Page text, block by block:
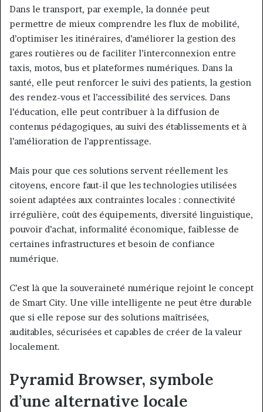
Dans le transport, par exemple, la donnée peut
permettre de mieux comprendre les flux de mobilité,
d’optimiser les itinéraires, d’améliorer la gestion des
gares routières ou de faciliter l’interconnexion entre
taxis, motos, bus et plateformes numériques. Dans la
santé, elle peut renforcer le suivi des patients, la gestion
des rendez-vous et l’accessibilité des services. Dans
l’éducation, elle peut contribuer à la diffusion de
contenus pédagogiques, au suivi des établissements et à
l’amélioration de l’apprentissage.
Mais pour que ces solutions servent réellement les
citoyens, encore faut-il que les technologies utilisées
soient adaptées aux contraintes locales : connectivité
irrégulière, coût des équipements, diversité linguistique,
pouvoir d’achat, informalité économique, faiblesse de
certaines infrastructures et besoin de confiance
numérique.
C’est là que la souveraineté numérique rejoint le concept
de Smart City. Une ville intelligente ne peut être durable
que si elle repose sur des solutions maîtrisées,
auditables, sécurisées et capables de créer de la valeur
localement.
Pyramid Browser, symbole
d’une alternative locale